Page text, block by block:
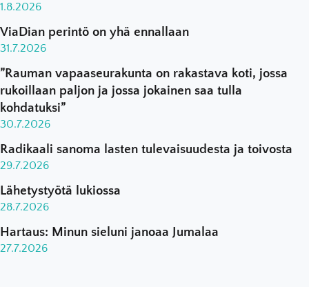
1.8.2026
ViaDian perintö on yhä ennallaan
31.7.2026
”Rauman vapaaseurakunta on rakastava koti, jossa
rukoillaan paljon ja jossa jokainen saa tulla
kohdatuksi”
30.7.2026
Radikaali sanoma lasten tulevaisuudesta ja toivosta
29.7.2026
Lähetystyötä lukiossa
28.7.2026
Hartaus: Minun sieluni janoaa Jumalaa
27.7.2026